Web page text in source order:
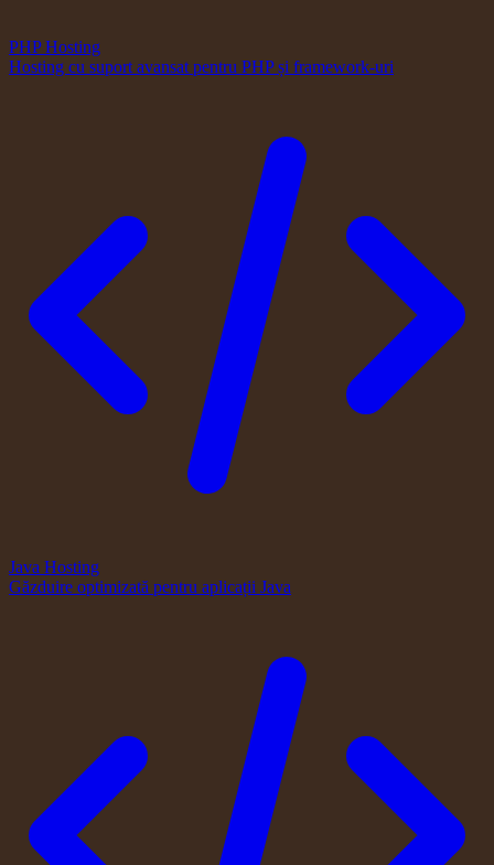
PHP Hosting
Hosting cu suport avansat pentru PHP și framework-uri
Java Hosting
Găzduire optimizată pentru aplicații Java